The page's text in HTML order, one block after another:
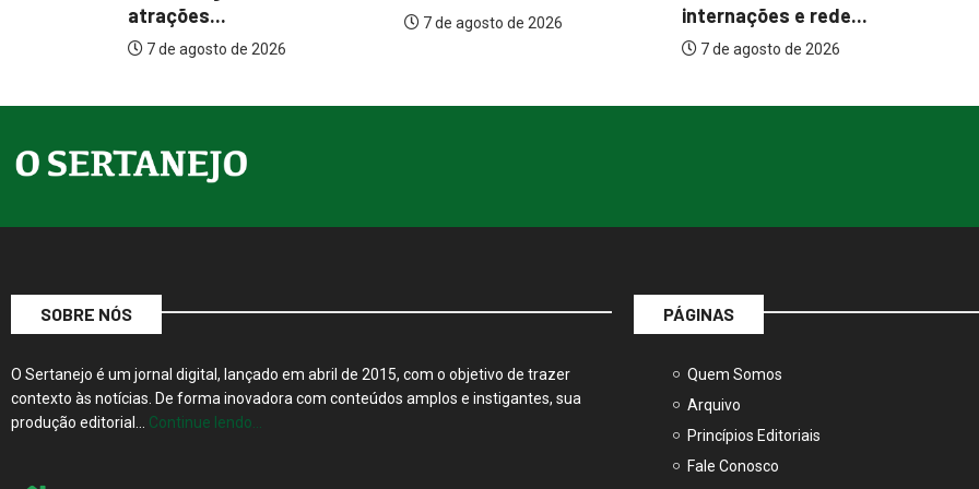
7 de agosto de 2026
internações e rede...
atrações...
7 de agosto de 2026
SOBRE NÓS
O Sertanejo é um jornal digital, lançado em abril de 2015, com o objetivo de trazer
contexto às notícias. De forma inovadora com conteúdos amplos e instigantes, sua
produção editorial… Continue lendo…
PÁGINAS
Quem Somos
Arquivo
Princípios Editoriais
Fale Conosco